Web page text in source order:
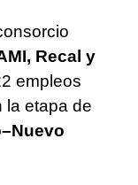
Recal y
empleos
la etapa de